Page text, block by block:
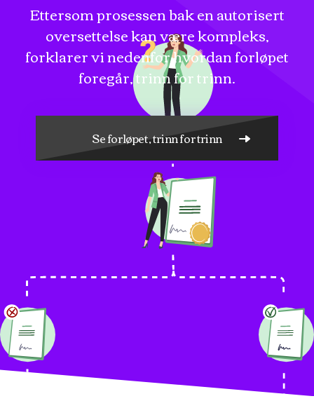
Ettersom prosessen bak en autorisert
oversettelse kan være kompleks,
forklarer vi nedenfor hvordan forløpet
foregår, trinn for trinn.
Se forløpet, trinn for trinn